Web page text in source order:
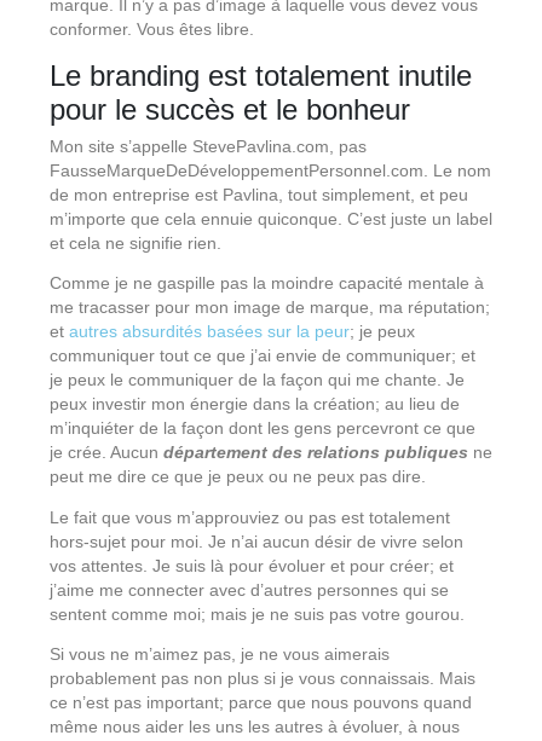
marque. Il n’y a pas d’image à laquelle vous devez vous
conformer. Vous êtes libre.
Le branding est totalement inutile
pour le succès et le bonheur
Mon site s’appelle StevePavlina.com, pas
FausseMarqueDeDéveloppementPersonnel.com. Le nom
de mon entreprise est Pavlina, tout simplement, et peu
m’importe que cela ennuie quiconque. C’est juste un label
et cela ne signifie rien.
Comme je ne gaspille pas la moindre capacité mentale à
me tracasser pour mon image de marque, ma réputation;
et autres absurdités basées sur la peur; je peux
communiquer tout ce que j’ai envie de communiquer; et
je peux le communiquer de la façon qui me chante. Je
peux investir mon énergie dans la création; au lieu de
m’inquiéter de la façon dont les gens percevront ce que
je crée. Aucun département des relations publiques ne
peut me dire ce que je peux ou ne peux pas dire.
Le fait que vous m’approuviez ou pas est totalement
hors-sujet pour moi. Je n’ai aucun désir de vivre selon
vos attentes. Je suis là pour évoluer et pour créer; et
j’aime me connecter avec d’autres personnes qui se
sentent comme moi; mais je ne suis pas votre gourou.
Si vous ne m’aimez pas, je ne vous aimerais
probablement pas non plus si je vous connaissais. Mais
ce n’est pas important; parce que nous pouvons quand
même nous aider les uns les autres à évoluer, à nous